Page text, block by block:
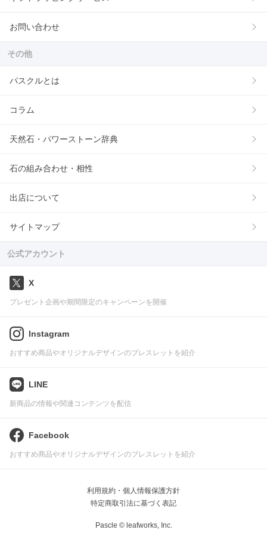
お問い合わせ
その他
パスクルとは
コラム
天然石・パワーストーン辞典
石の組み合わせ・相性
出店について
サイトマップ
公式アカウント
X
プレゼント企画や期間限定のキャンペーンを開催
Instagram
おすすめ商品やオリジナルデザインのブレスレットを紹介
LINE
新商品の情報や関連コンテンツを配信
Facebook
おすすめ商品やオリジナルデザインのブレスレットを紹介
利用規約・個人情報保護方針
特定商取引法に基づく表記
Pascle © leafworks, Inc.